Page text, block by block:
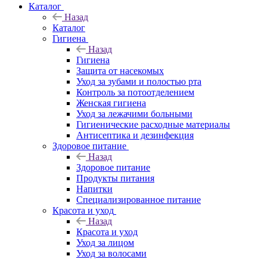
Каталог
Назад
Каталог
Гигиена
Назад
Гигиена
Защита от насекомых
Уход за зубами и полостью рта
Контроль за потоотделением
Женская гигиена
Уход за лежачими больными
Гигиенические расходные материалы
Антисептика и дезинфекция
Здоровое питание
Назад
Здоровое питание
Продукты питания
Напитки
Специализированное питание
Красота и уход
Назад
Красота и уход
Уход за лицом
Уход за волосами